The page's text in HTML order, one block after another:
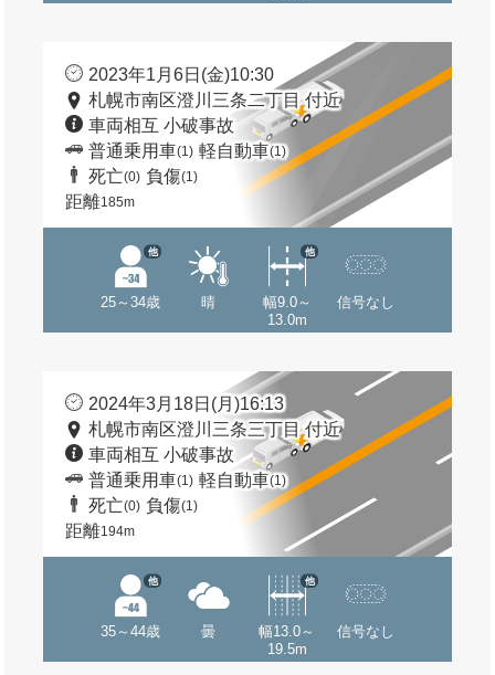
2023年1月6日(金)10:30
札幌市南区澄川三条二丁目 付近
車両相互 小破事故
普通乗用車(1) 軽自動車(1)
死亡(0) 負傷(1)
距離185m
25～34歳
他
晴
幅9.0～
13.0m
他
信号なし
2024年3月18日(月)16:13
札幌市南区澄川三条三丁目 付近
車両相互 小破事故
普通乗用車(1) 軽自動車(1)
死亡(0) 負傷(1)
距離194m
35～44歳
他
曇
幅13.0～
19.5m
他
信号なし